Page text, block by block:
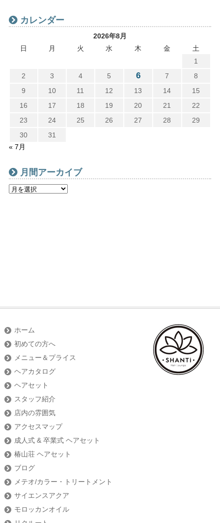
カレンダー
2026年8月
日
月 火 水 木 金
土
1
2
3 4 5 6 7
8
9
10 11 12 13 14
15
16
17 18 19 20 21
22
23
24 25 26 27 28
29
30
31
« 7月
月間アーカイブ
ホーム
初めての方へ
メニュー＆プライス
ヘアカタログ
ヘアセット
スタッフ紹介
店内の雰囲気
アクセスマップ
成人式 & 卒業式 ヘアセット
椿山荘 ヘアセット
ブログ
メテオ/カラー・トリートメント
サイエンスアクア
モロッカンオイル